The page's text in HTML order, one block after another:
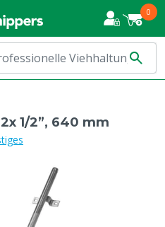
0
1/2”, 640 mm